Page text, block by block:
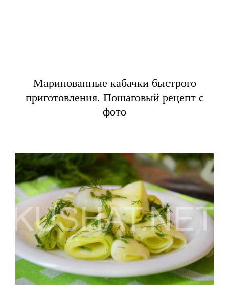
Маринованные кабачки быстрого
приготовления. Пошаговый рецепт с
фото